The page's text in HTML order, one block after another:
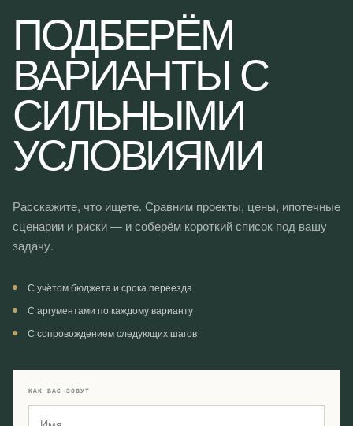
ПОДБЕРЁМ
ВАРИАНТЫ С
СИЛЬНЫМИ
УСЛОВИЯМИ
Расскажите, что ищете. Сравним проекты, цены, ипотечные
сценарии и риски — и соберём короткий список под вашу
задачу.
С учётом бюджета и срока переезда
С аргументами по каждому варианту
С сопровождением следующих шагов
КАК ВАС ЗОВУТ